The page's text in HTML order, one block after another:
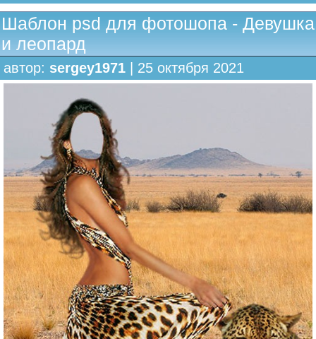
Шаблон psd для фотошопа - Девушка
и леопард
автор: sergey1971 | 25 октября 2021